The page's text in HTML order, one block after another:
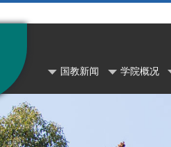
国教新闻 学院概况